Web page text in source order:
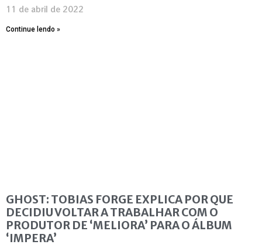
11 de abril de 2022
Continue lendo »
GHOST: TOBIAS FORGE EXPLICA POR QUE
DECIDIU VOLTAR A TRABALHAR COM O
PRODUTOR DE ‘MELIORA’ PARA O ÁLBUM
‘IMPERA’